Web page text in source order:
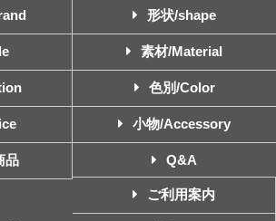
形状/shape
素材/Material
色別/Color
小物/Accessory
品 Q&A
ご利用案内